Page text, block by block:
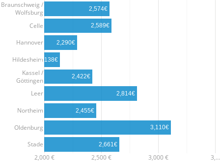
2,000 € 2,500 € 3,000 € 3,…
Braunschweig /
Wolfsburg
Celle
Hannover
Hildesheim
Kassel /
Göttingen
Leer
Northeim
Oldenburg
Stade
2,574€
2,589€
2,290€
2,138€
2,422€
2,814€
2,455€
3,110€
2,661€